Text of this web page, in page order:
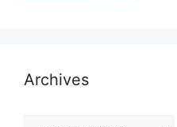
Archives
Archives